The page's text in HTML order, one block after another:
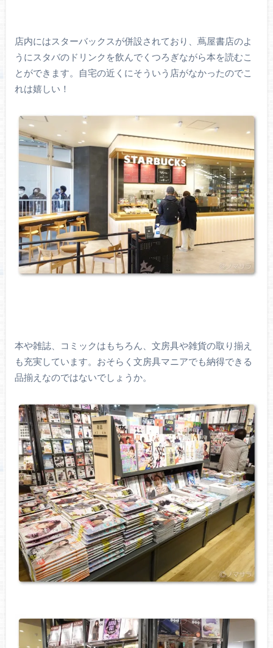
店内にはスターバックスが併設されており、蔦屋書店のよ
うにスタバのドリンクを飲んでくつろぎながら本を読むこ
とができます。自宅の近くにそういう店がなかったのでこ
れは嬉しい！
本や雑誌、コミックはもちろん、文房具や雑貨の取り揃え
も充実しています。おそらく文房具マニアでも納得できる
品揃えなのではないでしょうか。